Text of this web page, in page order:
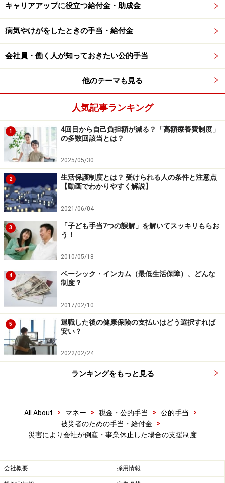
キャリアアップに役立つ給付金・助成金
病気やけがをしたときの手当・給付金
会社員・働く人が知っておきたい公的手当
他のテーマも見る
人気記事ランキング
1
4回目から自己負担額が減る？「高額療養費制度」
の多数回該当とは？
2025/05/30
2
生活保護制度とは？ 受けられる人の条件と注意点
【動画でわかりやすく解説】
2021/06/04
3
「子ども手当7つの誤解」を解いてスッキリもらお
う！
2010/05/18
4
ベーシック・インカム（最低生活保障）、どんな
制度？
2017/02/10
5
退職した後の健康保険の支払いはどう選択すれば
安い？
2022/02/24
ランキングをもっと見る
All About > マネー > 税金・公的手当 > 公的手当
>
被災者のための手当・給付金
>
災害により会社が倒産・事業休止した場合の支援制度
会社概要 採用情報